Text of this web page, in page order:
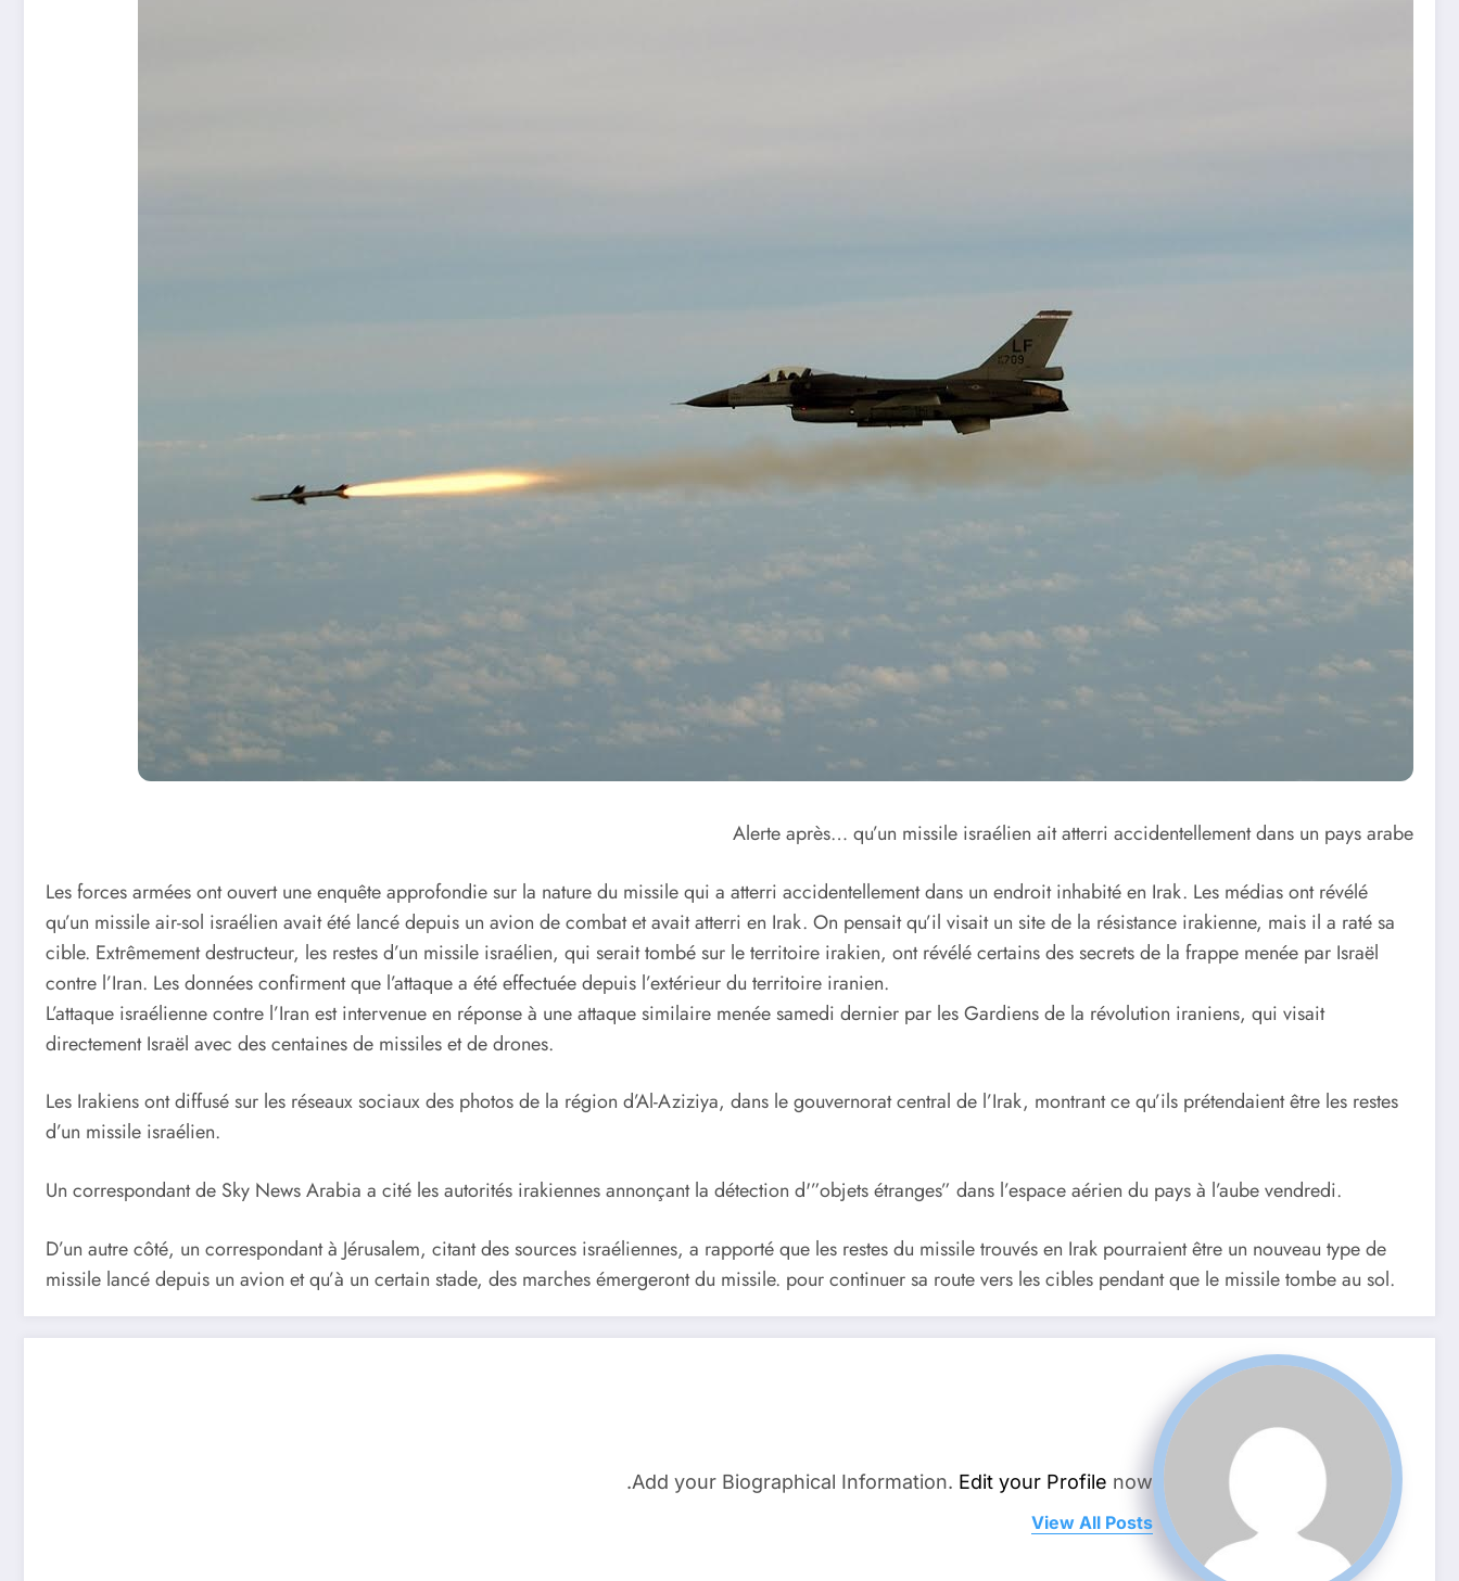
Alerte après… qu’un missile israélien ait atterri accidentellement dans un pays arabe
Les forces armées ont ouvert une enquête approfondie sur la nature du missile qui a atterri accidentellement dans un endroit inhabité en Irak. Les médias ont révélé
qu’un missile air-sol israélien avait été lancé depuis un avion de combat et avait atterri en Irak. On pensait qu’il visait un site de la résistance irakienne, mais il a raté sa
cible. Extrêmement destructeur, les restes d’un missile israélien, qui serait tombé sur le territoire irakien, ont révélé certains des secrets de la frappe menée par Israël
contre l’Iran. Les données confirment que l’attaque a été effectuée depuis l’extérieur du territoire iranien.
L’attaque israélienne contre l’Iran est intervenue en réponse à une attaque similaire menée samedi dernier par les Gardiens de la révolution iraniens, qui visait
directement Israël avec des centaines de missiles et de drones.
Les Irakiens ont diffusé sur les réseaux sociaux des photos de la région d’Al-Aziziya, dans le gouvernorat central de l’Irak, montrant ce qu’ils prétendaient être les restes
d’un missile israélien.
Un correspondant de Sky News Arabia a cité les autorités irakiennes annonçant la détection d'”objets étranges” dans l’espace aérien du pays à l’aube vendredi.
D’un autre côté, un correspondant à Jérusalem, citant des sources israéliennes, a rapporté que les restes du missile trouvés en Irak pourraient être un nouveau type de
missile lancé depuis un avion et qu’à un certain stade, des marches émergeront du missile. pour continuer sa route vers les cibles pendant que le missile tombe au sol.
Add your Biographical Information. Edit your Profile now.
View All Posts